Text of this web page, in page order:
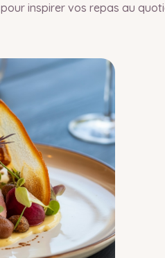
inspirer vos repas au